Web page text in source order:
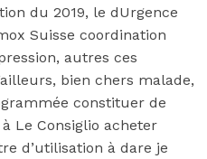
du 2019, le dUrgence
Suisse coordination
autres ces
bien chers malade,
constituer de
Le Consiglio acheter
d’utilisation à dare je